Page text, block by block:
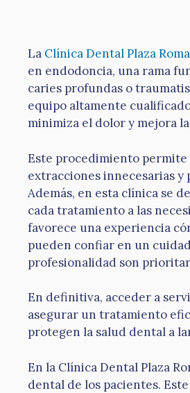
La Clínica Dental Plaza Roma
en endodoncia, una rama
caries profundas o
equipo altamente
minimiza el dolor y mejora
Este procedimiento
extracciones innecesarias
Además, en esta clínica se
cada tratamiento a las
favorece una experiencia
pueden confiar en un
profesionalidad son
En definitiva, acceder a
asegurar un tratamiento
protegen la salud dental a
En la Clínica Dental Plaza
dental de los pacientes.